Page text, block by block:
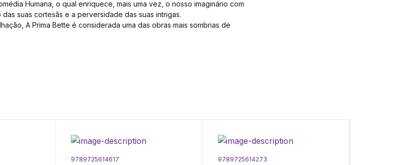
Humana, o qual enriquece, mais uma vez, o nosso imaginário com
suas cortesãs e a perversidade das suas intrigas.
A Prima Bette é considerada uma das obras mais sombrias de
9789725614617 9789725614273